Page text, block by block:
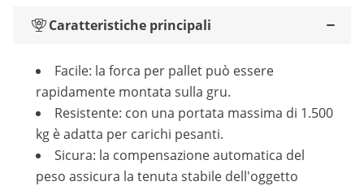
Caratteristiche principali
Facile: la forca per pallet può essere
rapidamente montata sulla gru.
Resistente: con una portata massima di 1.500
kg è adatta per carichi pesanti.
Sicura: la compensazione automatica del
peso assicura la tenuta stabile dell'oggetto